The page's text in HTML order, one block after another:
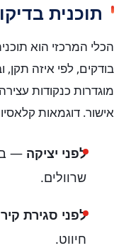
תוכנית
הכלי המרכזי הוא
בודקים, לפי איזה
מוגדרות כנקודות
אישור. דוגמאות
לפני יציקה —
שרוולים.
לפני סגירת קיר
חיווט.